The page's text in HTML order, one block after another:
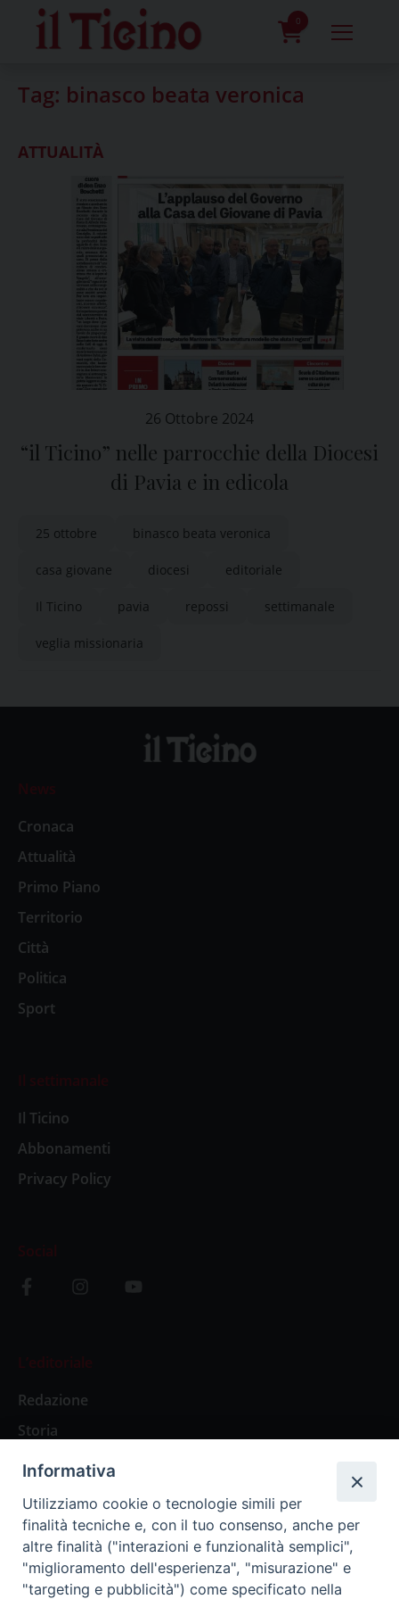
content
0
Tag: binasco beata veronica
ATTUALITÀ
26 Ottobre 2024
“il Ticino” nelle parrocchie della Diocesi
di Pavia e in edicola
25 ottobre binasco beata veronica
casa giovane diocesi editoriale
Il Ticino pavia repossi settimanale
veglia missionaria
News
Cronaca
Attualità
Primo Piano
Territorio
Città
Politica
Sport
Il settimanale
Il Ticino
Abbonamenti
Privacy Policy
Social
L’editoriale
Redazione
Storia
Abbonamenti
Abbonamento Annuale Digitale
Abbonamento Annuale Cartaceo
Informativa
Utilizziamo cookie o tecnologie simili per
finalità tecniche e, con il tuo consenso, anche per
altre finalità ("interazioni e funzionalità semplici",
"miglioramento dell'esperienza", "misurazione" e
"targeting e pubblicità") come specificato nella